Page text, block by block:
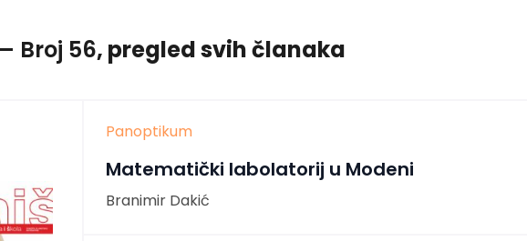
Broj 56, pregled svih članaka
Panoptikum
Matematički labolatorij u Modeni
Branimir Dakić